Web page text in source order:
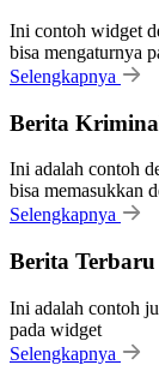
Ini contoh widget
bisa mengaturnya
Selengkapnya
Berita
Ini adalah contoh
bisa memasukkan
Selengkapnya
Berita Terbaru
Ini adalah contoh
pada widget
Selengkapnya